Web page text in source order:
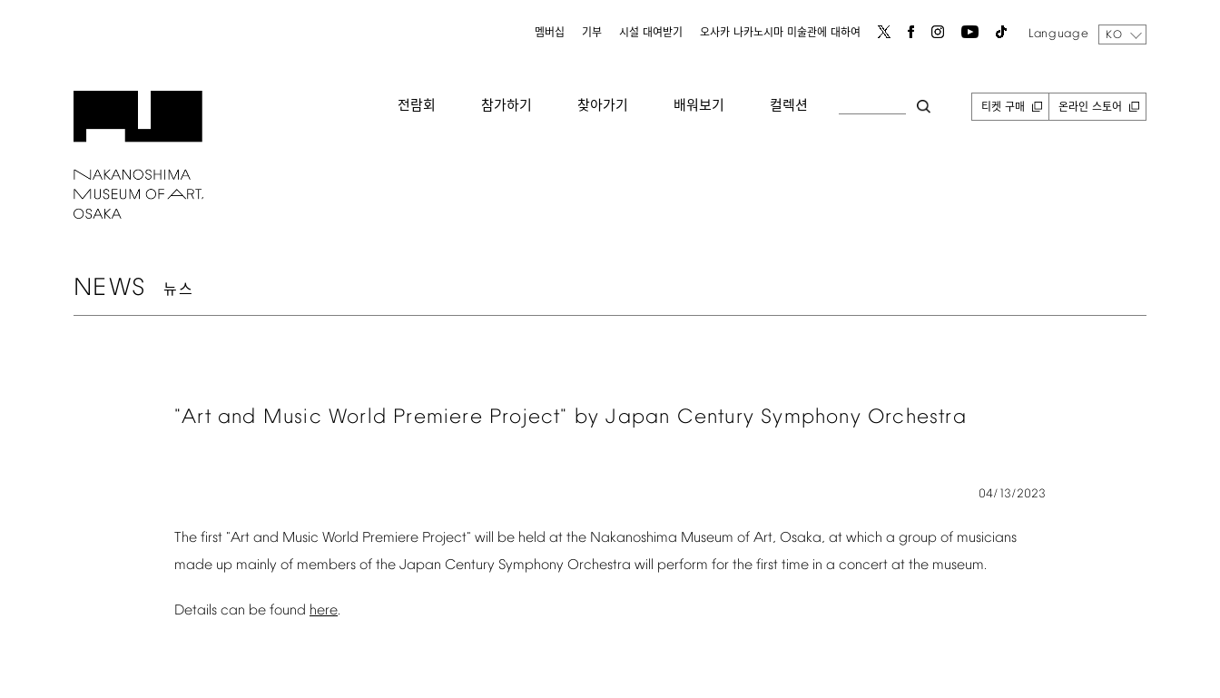
멤버십 기부 시설 대여받기 오사카 나카노시마 미술관에 대하여 Language KO
전람회 참가하기 찾아가기 배워보기 컬렉션 티켓 구매 온라인 스토어
NEWS 뉴스
"Art and Music World Premiere Project" by Japan Century Symphony Orchestra
04/13/2023
The first "Art and Music World Premiere Project" will be held at the Nakanoshima Museum of Art, Osaka, at which a group of musicians
made up mainly of members of the Japan Century Symphony Orchestra will perform for the first time in a concert at the museum.
Details can be found here.